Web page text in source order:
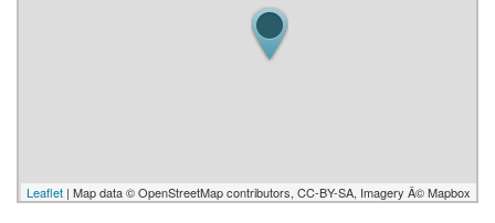
Leaflet | Map data © OpenStreetMap contributors, CC-BY-SA, Imagery Â© Mapbox